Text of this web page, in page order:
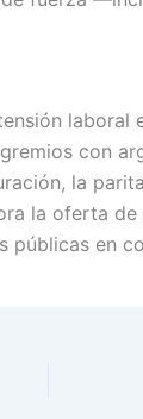
laboral
con
la
la oferta
públicas en